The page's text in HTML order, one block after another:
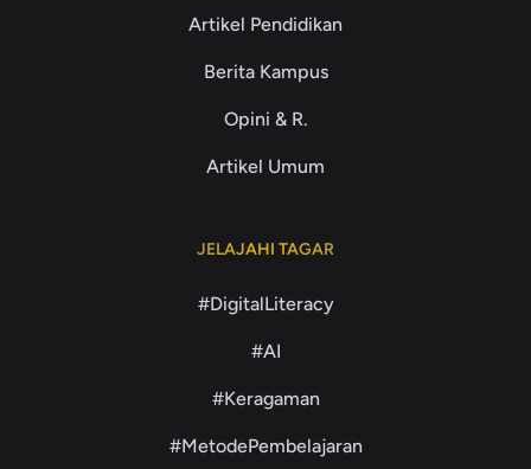
Artikel Pendidikan
Berita Kampus
Opini & R.
Artikel Umum
JELAJAHI TAGAR
#DigitalLiteracy
#AI
#Keragaman
#MetodePembelajaran